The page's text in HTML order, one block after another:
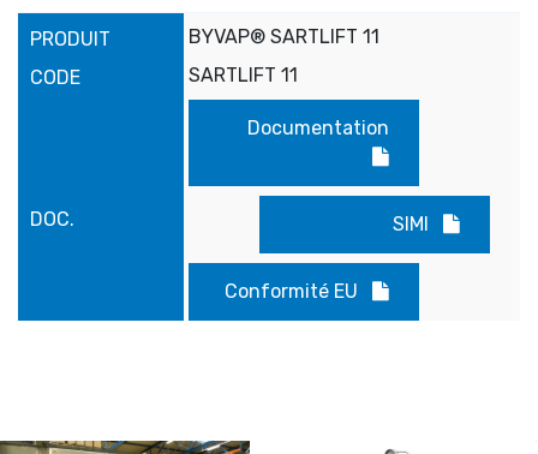
BYVAP® SARTLIFT 11
SARTLIFT 11
Documentation
SIMI
Conformité EU